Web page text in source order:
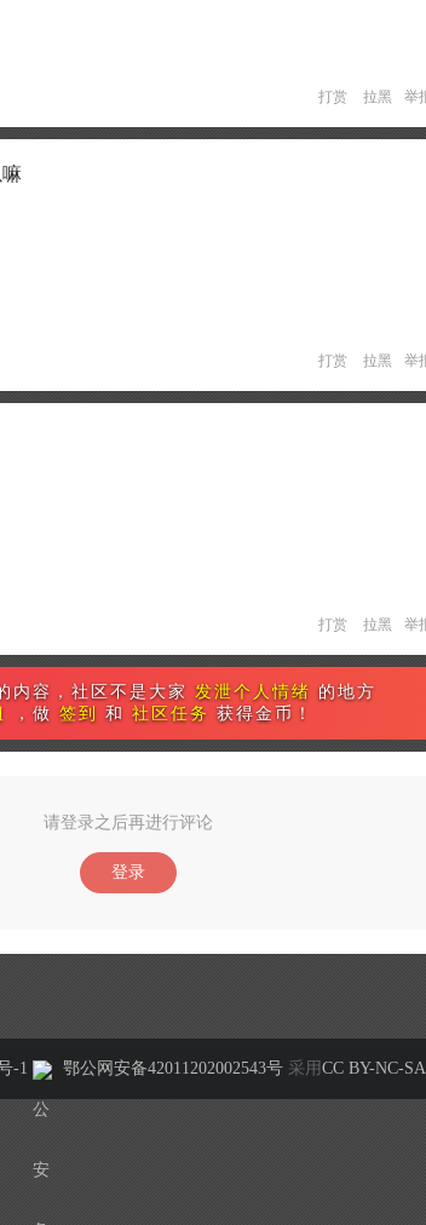
打赏 拉黑 举
打赏 拉黑 举
打赏 拉黑 举
内容，社区不是大家 发泄个人情绪 的地方
，做 签到 和 社区任务 获得金币！
请登录之后再进行评论
登录
-1 鄂公网安备42011202002543号 采用 CC BY-NC-